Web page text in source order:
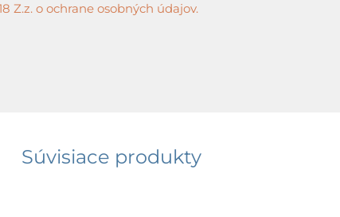
Z.z. o ochrane osobných údajov.
Súvisiace produkty